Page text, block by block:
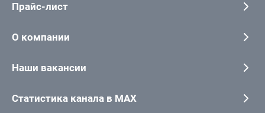
Прайс-лист
О компании
Наши вакансии
Статистика канала в MAX